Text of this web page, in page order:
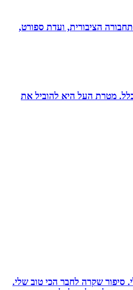
הציבורית, ועדת ספורט,
מטרת העל היא להוביל את
סיפור שקרה לחבר הכי טוב שלי.